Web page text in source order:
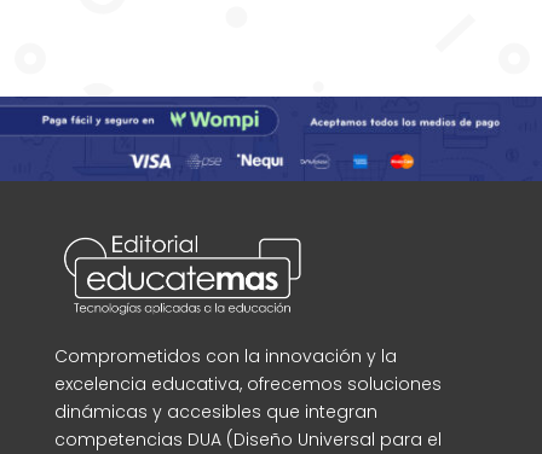
Comprometidos con la innovación y la
excelencia educativa, ofrecemos soluciones
dinámicas y accesibles que integran
competencias DUA (Diseño Universal para el